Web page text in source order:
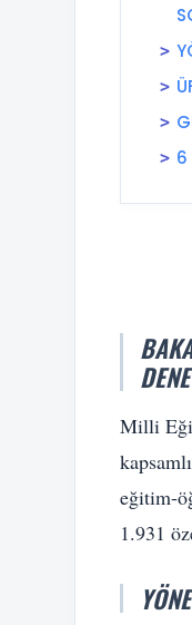
6
Milli
eğitim-
1.931